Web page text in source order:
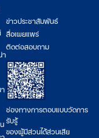
า
ข่าวประชาสัมพันธ์
สื่อเผยแพร่
ติดต่อสอบถาม
ช่องทางการตอบแบบวัดการ
รับรู้
ของผู้มีส่วนได้ส่วนเสีย